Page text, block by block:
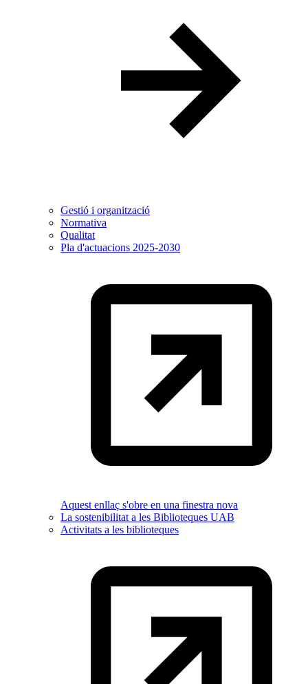
Gestió i organització
Normativa
Qualitat
Pla d'actuacions 2025-2030
Aquest enllaç s'obre en una finestra nova
La sostenibilitat a les Biblioteques UAB
Activitats a les biblioteques